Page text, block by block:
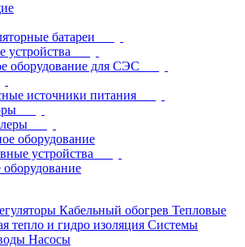
батареи
устройства
оборудование для СЭС
источники питания
оборудование
устройства
Кабельный обогрев Тепловые
тепло и гидро изоляция Системы
Насосы